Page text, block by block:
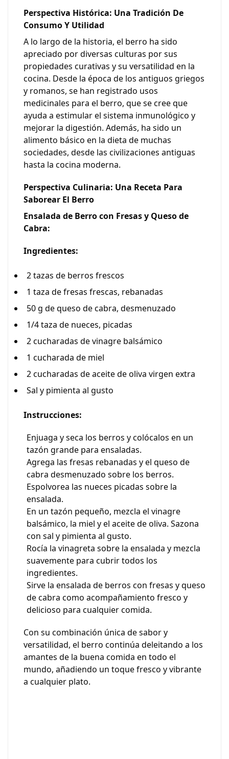
Perspectiva Histórica: Una Tradición De
Consumo Y Utilidad
A lo largo de la historia, el berro ha sido
apreciado por diversas culturas por sus
propiedades curativas y su versatilidad en la
cocina. Desde la época de los antiguos griegos
y romanos, se han registrado usos
medicinales para el berro, que se cree que
ayuda a estimular el sistema inmunológico y
mejorar la digestión. Además, ha sido un
alimento básico en la dieta de muchas
sociedades, desde las civilizaciones antiguas
hasta la cocina moderna.
Perspectiva Culinaria: Una Receta Para
Saborear El Berro
Ensalada de Berro con Fresas y Queso de
Cabra:
Ingredientes:
2 tazas de berros frescos
1 taza de fresas frescas, rebanadas
50 g de queso de cabra, desmenuzado
1/4 taza de nueces, picadas
2 cucharadas de vinagre balsámico
1 cucharada de miel
2 cucharadas de aceite de oliva virgen extra
Sal y pimienta al gusto
Instrucciones:
Enjuaga y seca los berros y colócalos en un
tazón grande para ensaladas.
Agrega las fresas rebanadas y el queso de
cabra desmenuzado sobre los berros.
Espolvorea las nueces picadas sobre la
ensalada.
En un tazón pequeño, mezcla el vinagre
balsámico, la miel y el aceite de oliva. Sazona
con sal y pimienta al gusto.
Rocía la vinagreta sobre la ensalada y mezcla
suavemente para cubrir todos los
ingredientes.
Sirve la ensalada de berros con fresas y queso
de cabra como acompañamiento fresco y
delicioso para cualquier comida.
Con su combinación única de sabor y
versatilidad, el berro continúa deleitando a los
amantes de la buena comida en todo el
mundo, añadiendo un toque fresco y vibrante
a cualquier plato.